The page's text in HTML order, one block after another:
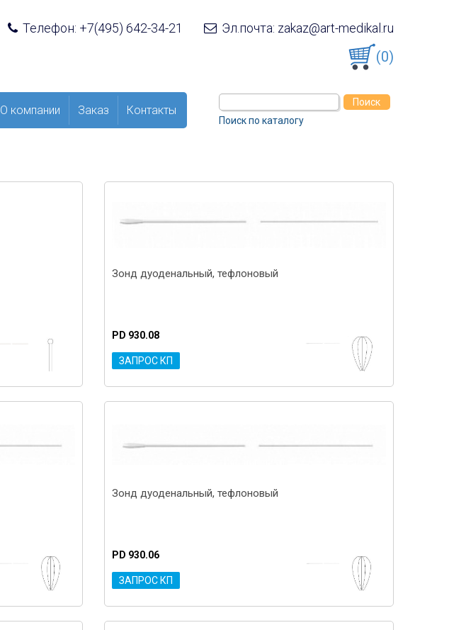
Телефон: +7(495) 642-34-21 Эл.почта: zakaz@art-medikal.ru
(0)
О компании Заказ Контакты
Поиск по каталогу
Зонд дуоденальный, тефлоновый
PD 930.08
ЗАПРОС КП
Зонд дуоденальный, тефлоновый
PD 930.06
ЗАПРОС КП